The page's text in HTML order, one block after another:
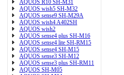
AQUOS R10 SH-M31
AQUOS wish5 SH-M32
AQUOS sense9 SH-M29A
AQUOS wish4 A402SH
AQUOS wish2
AQUOS sense4 plus SH-M16
AQUOS sense4 lite SH-RM15
AQUOS sense4 SH-M15
AQUOS sense3 SH-M12
AQUOS sense3 plus SH-RM11
AQUOS SH-M05